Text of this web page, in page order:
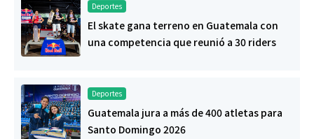
Deportes
El skate gana terreno en Guatemala con
una competencia que reunió a 30 riders
Deportes
Guatemala jura a más de 400 atletas para
Santo Domingo 2026